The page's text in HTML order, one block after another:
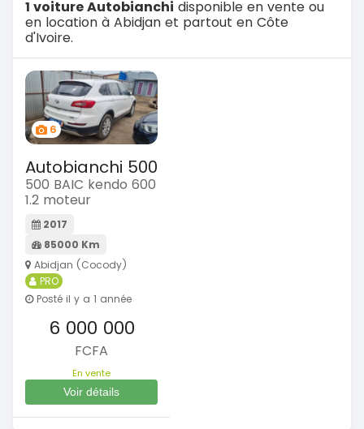
1 voiture Autobianchi disponible en vente ou
en location à Abidjan et partout en Côte
d'Ivoire.
6
Autobianchi 500
500 BAIC kendo 600
1.2 moteur
2017
85000 Km
Abidjan (Cocody)
PRO
Posté il y a 1 année
6 000 000
FCFA
En vente
Voir détails